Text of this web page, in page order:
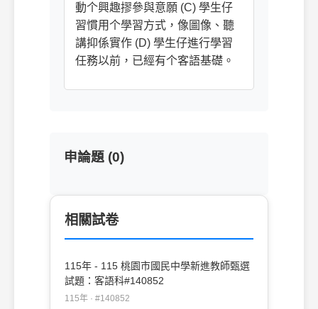
動个興趣摎參與意願 (C) 學生仔
習慣用个學習方式，像圖像、聽
講抑係實作 (D) 學生仔進行學習
任務以前，已經有个客語基礎。
申論題 (0)
相關試卷
115年 - 115 桃園市國民中學新進教師甄選
試題：客語科#140852
115年 · #140852